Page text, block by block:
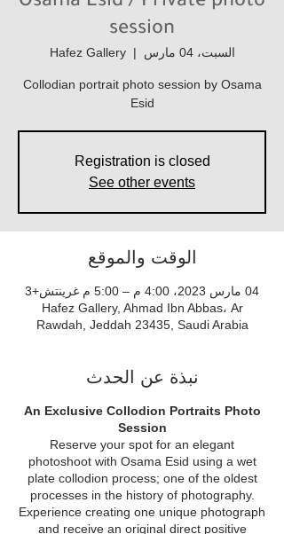
session
السبت، 04 مارس
  |
Hafez Gallery
Collodian portrait photo session by Osama
Esid
Registration is closed
See other events
الوقت والموقع
04 مارس 2023، 4:00 م – 5:00 م غرينتش+3
Hafez Gallery, Ahmad Ibn Abbas، Ar
Rawdah, Jeddah 23435, Saudi Arabia
نبذة عن الحدث
An Exclusive Collodion Portraits Photo
Session
Reserve your spot for an elegant
photoshoot with Osama Esid using a wet
plate collodion process; one of the oldest
processes in the history of photography.
Experience creating one unique photograph
and receive an original direct positive